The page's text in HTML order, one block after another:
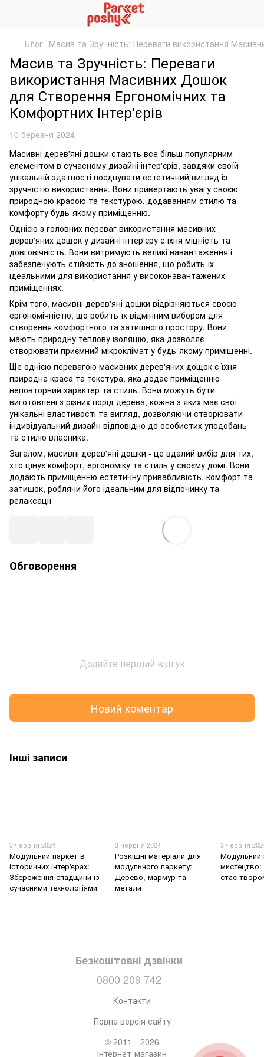
Блог Масив та Зручність: Переваги використання
Масив та Зручність: Переваги
використання Масивних Дошок
для Створення Ергономічних та
Комфортних Інтер'єрів
10 березня 2024
Масивні дерев'яні дошки стають все більш популярним
елементом в сучасному дизайні інтер'єрів, завдяки своїй
унікальній здатності поєднувати естетичний вигляд із
зручністю використання. Вони привертають увагу своєю
природною красою та текстурою, додаванням стилю та
комфорту будь-якому приміщенню.
Однією з головних переваг використання масивних
дерев'яних дощок у дизайні інтер'єру є їхня міцність та
довговічність. Вони витримують великі навантаження і
забезпечують стійкість до зношення, що робить їх
ідеальними для використання у високонавантажених
приміщеннях.
Крім того, масивні дерев'яні дошки відрізняються своєю
ергономічністю, що робить їх відмінним вибором для
створення комфортного та затишного простору. Вони
мають природну теплову ізоляцію, яка дозволяє
створювати приємний мікроклімат у будь-якому приміщенні.
Ще однією перевагою масивних дерев'яних дощок є їхня
природна краса та текстура, яка додає приміщенню
неповторний характер та стиль. Вони можуть бути
виготовлені з різних порід дерева, кожна з яких має свої
унікальні властивості та вигляд, дозволяючи створювати
індивідуальний дизайн відповідно до особистих уподобань
та стилю власника.
Загалом, масивні дерев'яні дошки - це вдалий вибір для тих,
хто цінує комфорт, ергономіку та стиль у своєму домі. Вони
додають приміщенню естетичну привабливість, комфорт та
затишок, роблячи його ідеальним для відпочинку та
релаксації
Обговорення
Додайте перший відгук
Новий коментар
Інші записи
3 червня 2024
Модульний паркет в
історичних інтер'єрах:
Збереження спадщини із
сучасними технологіями
3 червня 2024
Розкішні матеріали для
модульного паркету:
Дерево, мармур та
метали
3 червня
Модульний
мистецтво:
стає
Безкоштовні дзвінки
0800 209 742
Контакти
Повна версія сайту
© 2011—2026
Інтернет-магазин